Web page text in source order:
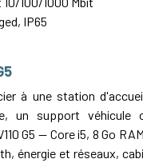
IP65
à une station
un support véhicule
G5 — Core i5, 8 Go
énergie et réseaux,